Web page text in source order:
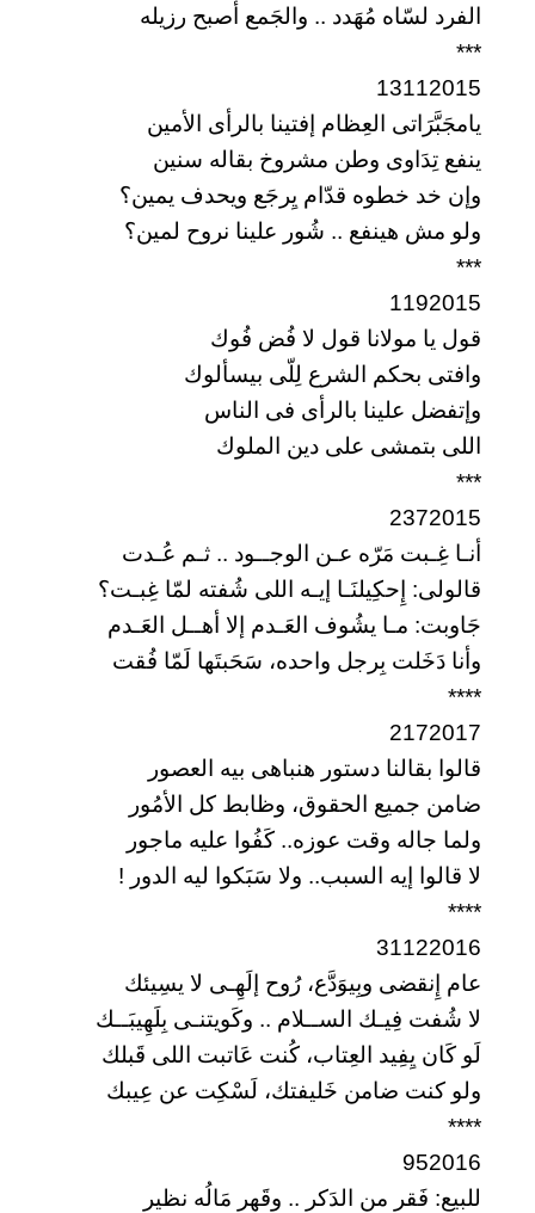
الفرد لسّاه مُهَدد .. والجَمع أصبح رزيله
***
13112015
يامجَبَّرَاتى العِظام إفتينا بالرأى الأمين
ينفع تِدَاوى وطن مشروخ بقاله سنين
وإن خد خطوه قدّام يِرجَع ويحدف يمين؟
ولو مش هينفع .. شُور علينا نروح لمين؟
***
1192015
قول يا مولانا قول لا فُض فُوك
وافتى بحكم الشرع لِلّى بيسألوك
وإتفضل علينا بالرأى فى الناس
اللى بتمشى على دين الملوك
***
2372015
أنـا غِـبت مَرّه عـن الوجــود .. ثـم عُـدت
قالولى: إِحكِيلنَـا إيـه اللى شُفته لمّا غِبـت؟
جَاوبت: مـا يشُوف العَـدم إلا أهــل العَـدم
وأنا دَخَلت بِرجل واحده، سَحَبتَها لَمّا فُقت
****
2172017
قالوا بقالنا دستور هنباهى بيه العصور
ضامن جميع الحقوق، وظابط كل الأمُور
ولما جاله وقت عوزه.. كَفُوا عليه ماجور
لا قالوا إيه السبب.. ولا سَبَكوا ليه الدور !
****
31122016
عام إِنقضى وبِيوَدَّع، رُوح إلَهِـى لا يسِيئك
لا شُفت فِيـك الســلام .. وكَويتنـى بِلَهِيبَــك
لَو كَان يِفِيد العِتاب، كُنت عَاتبت اللى قَبلك
ولو كنت ضامن خَليفتك، لَسْكِت عن عِيبك
****
952016
للبيع: فَقر من الدَكر .. وقَهر مَالُه نظير